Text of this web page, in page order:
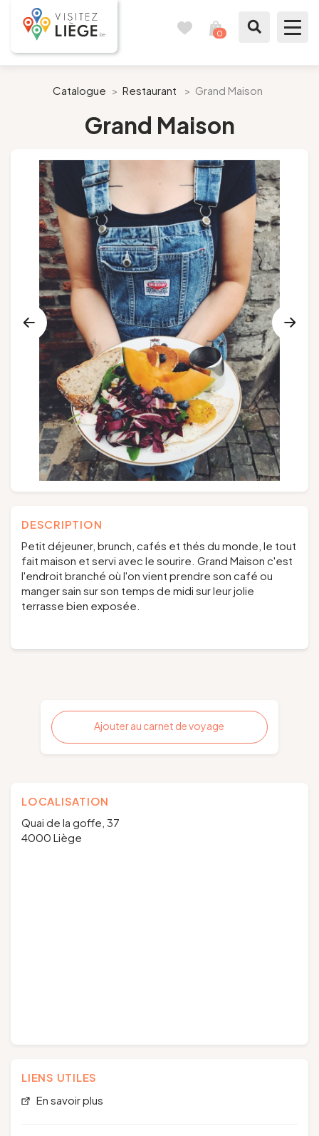
0
Comme un Liégeois
Préparer mon séjour
Nos suggestions
Pays de Liège
Agenda
Suivez-nous
Presse
Groupes et voyagistes
FR EN NL DE
Catalogue > Restaurant > Grand Maison
Grand Maison
DESCRIPTION
Petit déjeuner, brunch, cafés et thés du monde, le tout
fait maison et servi avec le sourire. Grand Maison c'est
l'endroit branché où l'on vient prendre son café ou
manger sain sur son temps de midi sur leur jolie
terrasse bien exposée.
Ajouter au carnet de voyage
LOCALISATION
Quai de la goffe, 37
4000 Liège
LIENS UTILES
En savoir plus